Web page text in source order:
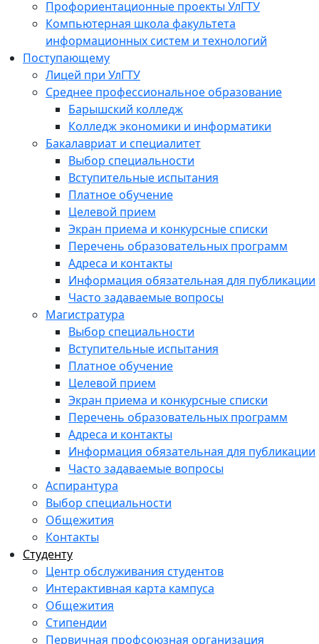
Профориентационные проекты УлГТУ
Компьютерная школа факультета
информационных систем и технологий
Поступающему
Лицей при УлГТУ
Среднее профессиональное образование
Барышский колледж
Колледж экономики и информатики
Бакалавриат и специалитет
Выбор специальности
Вступительные испытания
Платное обучение
Целевой прием
Экран приема и конкурсные списки
Перечень образовательных программ
Адреса и контакты
Информация обязательная для публикации
Часто задаваемые вопросы
Магистратура
Выбор специальности
Вступительные испытания
Платное обучение
Целевой прием
Экран приема и конкурсные списки
Перечень образовательных программ
Адреса и контакты
Информация обязательная для публикации
Часто задаваемые вопросы
Аспирантура
Выбор специальности
Общежития
Контакты
Студенту
Центр обслуживания студентов
Интерактивная карта кампуса
Общежития
Стипендии
Первичная профсоюзная организация